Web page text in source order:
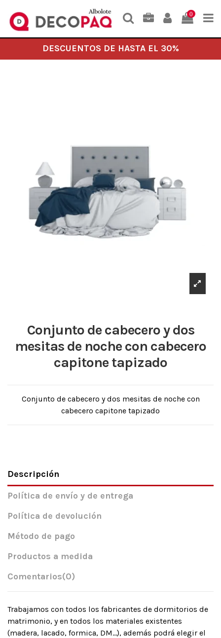
0
DESCUENTOS DE HASTA EL 30%
Conjunto de cabecero y dos
mesitas de noche con cabecero
capitone tapizado
Conjunto de cabecero y dos mesitas de noche con
cabecero capitone tapizado
Descripción
Política de envío y de entrega
Política de devolución
Método de pago
Productos a medida
Comentarios(0)
Trabajamos con todos los fabricantes de dormitorios de
matrimonio, y en todos los materiales existentes
(madera, lacado, formica, DM…), además podrá elegir el